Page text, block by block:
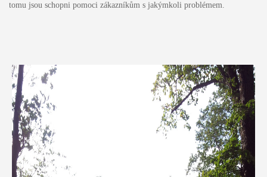
tomu jsou schopni pomoci zákazníkům s jakýmkoli problémem.